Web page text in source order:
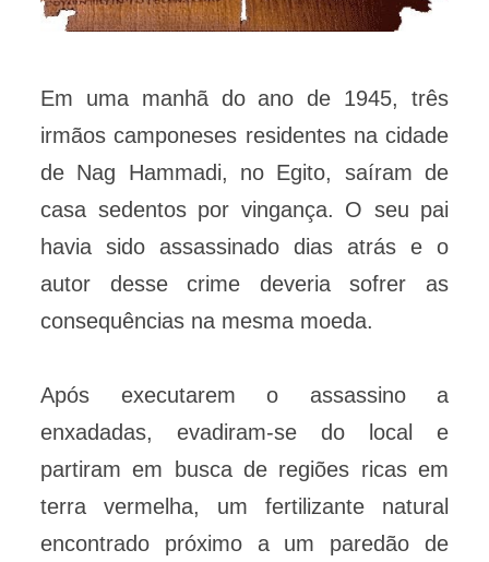
Em uma manhã do ano de 1945, três
irmãos camponeses residentes na cidade
de Nag Hammadi, no Egito, saíram de
casa sedentos por vingança. O seu pai
havia sido assassinado dias atrás e o
autor desse crime deveria sofrer as
consequências na mesma moeda.
Após executarem o assassino a
enxadadas, evadiram-se do local e
partiram em busca de regiões ricas em
terra vermelha, um fertilizante natural
encontrado próximo a um paredão de